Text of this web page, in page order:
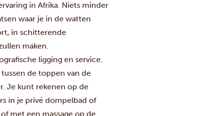
in Afrika. Niets minder
waar je in de watten
in schitterende
maken.
ligging en service.
de toppen van de
Je kunt rekenen op de
in je privé dompelbad of
met een massage op de